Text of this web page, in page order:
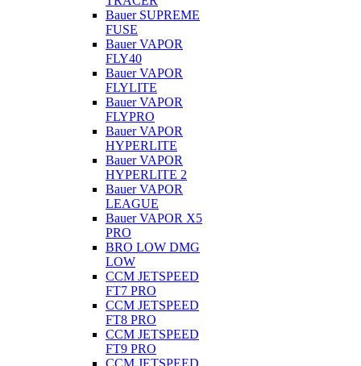
Bauer SUPREME
FUSE
Bauer VAPOR
FLY40
Bauer VAPOR
FLYLITE
Bauer VAPOR
FLYPRO
Bauer VAPOR
HYPERLITE
Bauer VAPOR
HYPERLITE 2
Bauer VAPOR
LEAGUE
Bauer VAPOR X5
PRO
BRO LOW DMG
LOW
CCM JETSPEED
FT7 PRO
CCM JETSPEED
FT8 PRO
CCM JETSPEED
FT9 PRO
CCM JETSPEED